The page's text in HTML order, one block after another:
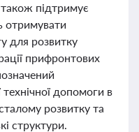
підтримує
отримувати
для розвитку
прифронтових
допомоги в
розвитку та
структури.